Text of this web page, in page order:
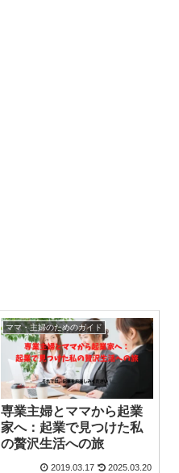
ママ・主婦のためのガイド
専業主婦とママから起業
家へ：起業で見つけた私
の贅沢生活への旅
2019.03.17 2025.03.20